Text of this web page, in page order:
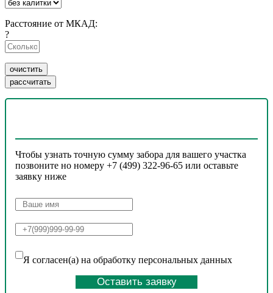
Расстояние от МКАД:
?
Чтобы узнать точную сумму забора для вашего участка
позвоните но номеру +7 (499) 322-96-65 или оставьте
заявку ниже
Я согласен(а) на обработку персональных данных
Оставить заявку